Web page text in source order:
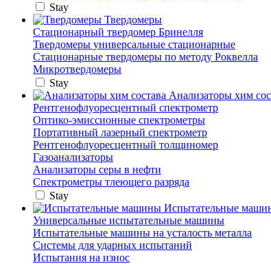
Stay
Твердомеры
Стационарный твердомер Бринелля
Твердомеры универсальные стационарные
Стационарные твердомеры по методу Роквелла
Микротвердомеры
Stay
Анализаторы хим
Рентгенофлуоресцентный спектрометр
Оптико-эмиссионные спектрометры
Портативный лазерный спектрометр
Рентгенофлуоресцентный толщиномер
Газоанализаторы
Анализаторы серы в нефти
Спектрометры тлеющего разряда
Stay
Испытательные
Универсальные испытательные машины
Испытательные машины на усталость металла
Системы для ударных испытаний
Испытания на износ